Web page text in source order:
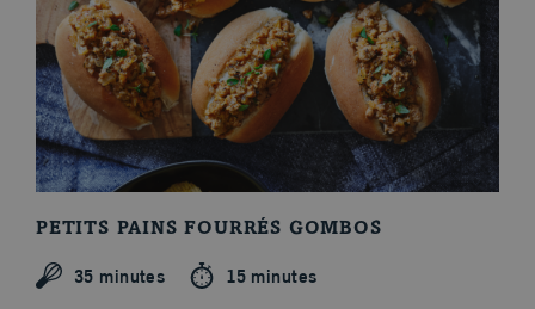
PETITS PAINS FOURRÉS GOMBOS
35 minutes 15 minutes